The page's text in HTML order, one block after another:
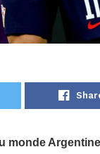
monde